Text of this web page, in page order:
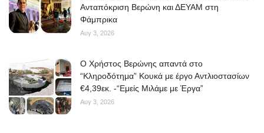
Ανταπόκριση Βερώνη και ΔΕΥΑΜ στη
Φάμπρικα
Αυγ 3, 2026
O Χρήστος Βερώνης απαντά στο
“Κληροδότημα” Κουκά με έργο Αντλιοστασίων
€4,39εκ. -“Εμείς Μιλάμε με Έργα”
Αυγ 3, 2026